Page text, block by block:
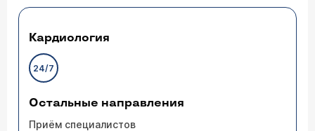
Кардиология
24/7
Остальные направления
Приём специалистов